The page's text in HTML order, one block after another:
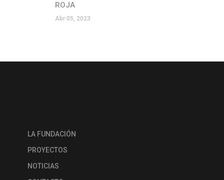
ROJA
Abr 05, 2023
LA FUNDACIÓN
PROYECTOS
NOTICIAS